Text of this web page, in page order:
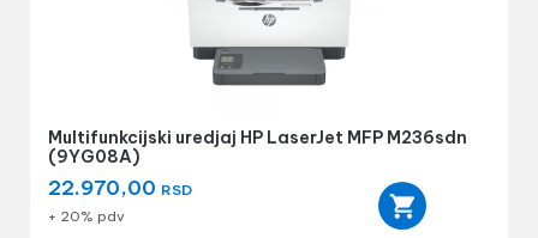
Multifunkcijski uredjaj HP LaserJet MFP M236sdn
(9YG08A)
22.970,00 RSD
+ 20% pdv